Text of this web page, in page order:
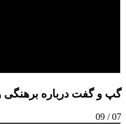
گپ و گفت درباره برهنگی
07
/
09